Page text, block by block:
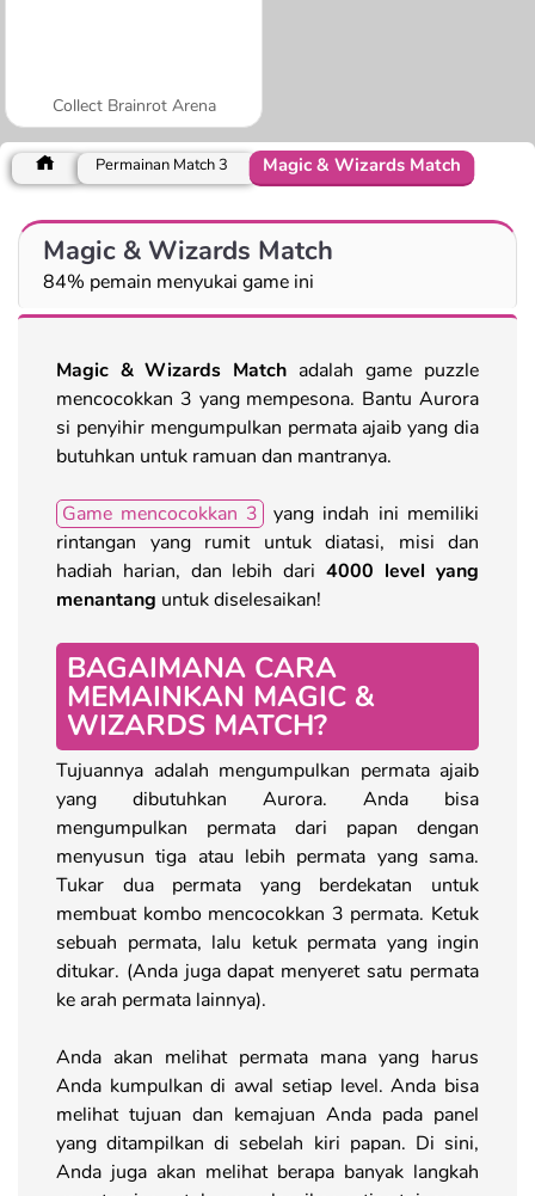
Collect Brainrot Arena
Permainan Match 3 Magic & Wizards Match
Magic & Wizards Match
84% pemain menyukai game ini
Magic & Wizards Match adalah game puzzle
mencocokkan 3 yang mempesona. Bantu Aurora
si penyihir mengumpulkan permata ajaib yang dia
butuhkan untuk ramuan dan mantranya.
Game mencocokkan 3
yang indah ini memiliki
rintangan yang rumit untuk diatasi, misi dan
hadiah harian, dan lebih dari 4000 level yang
menantang untuk diselesaikan!
BAGAIMANA CARA
MEMAINKAN MAGIC &
WIZARDS MATCH?
Tujuannya adalah mengumpulkan permata ajaib
yang dibutuhkan Aurora. Anda bisa
mengumpulkan permata dari papan dengan
menyusun tiga atau lebih permata yang sama.
Tukar dua permata yang berdekatan untuk
membuat kombo mencocokkan 3 permata. Ketuk
sebuah permata, lalu ketuk permata yang ingin
ditukar. (Anda juga dapat menyeret satu permata
ke arah permata lainnya).
Anda akan melihat permata mana yang harus
Anda kumpulkan di awal setiap level. Anda bisa
melihat tujuan dan kemajuan Anda pada panel
yang ditampilkan di sebelah kiri papan. Di sini,
Anda juga akan melihat berapa banyak langkah